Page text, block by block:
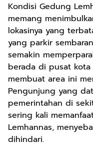
Kondisi Gedung
memang
lokasinya yang
yang parkir
semakin
berada di pusat
membuat area ini
Pengunjung yang
pemerintahan di
sering kali
Lemhannas,
dihindari.